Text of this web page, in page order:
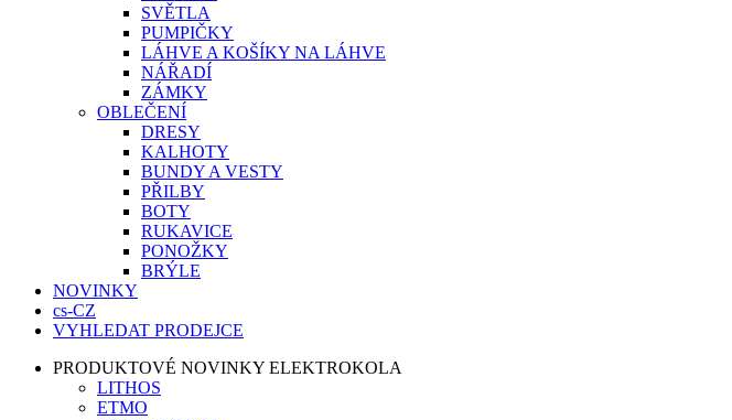
SVĚTLA
PUMPIČKY
LÁHVE A KOŠÍKY NA LÁHVE
NÁŘADÍ
ZÁMKY
OBLEČENÍ
DRESY
KALHOTY
BUNDY A VESTY
PŘILBY
BOTY
RUKAVICE
PONOŽKY
BRÝLE
NOVINKY
cs-CZ
VYHLEDAT PRODEJCE
PRODUKTOVÉ NOVINKY ELEKTROKOLA
LITHOS
ETMO